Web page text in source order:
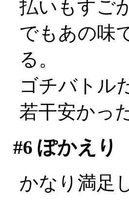
払いもすご
でもあの味
る。
ゴチバトル
若干安かっ
#6 ぽかえり
かなり満足